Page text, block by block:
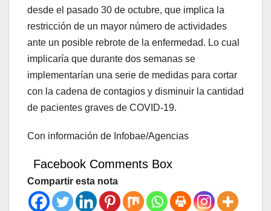
desde el pasado 30 de octubre, que implica la
restricción de un mayor número de actividades
ante un posible rebrote de la enfermedad. Lo cual
implicaría que durante dos semanas se
implementarían una serie de medidas para cortar
con la cadena de contagios y disminuir la cantidad
de pacientes graves de COVID-19.
Con información de Infobae/Agencias
Facebook Comments Box
Compartir esta nota